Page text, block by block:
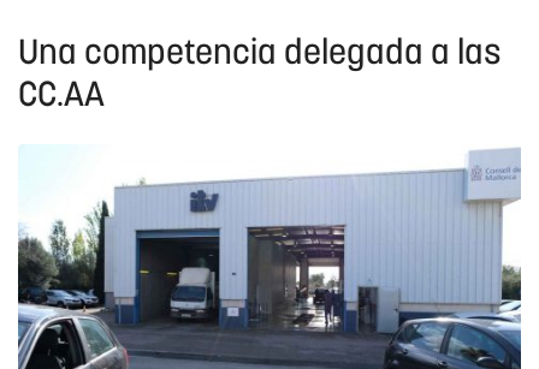
Una competencia delegada a las
CC.AA